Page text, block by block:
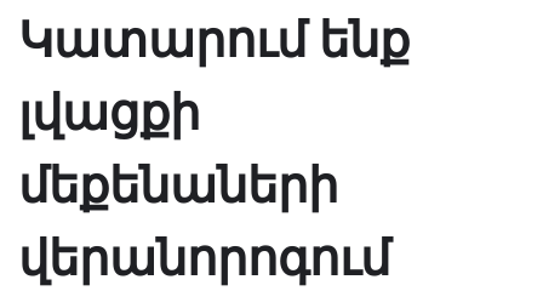
Կատարում ենք
լվացքի
մեքենաների
վերանորոգում